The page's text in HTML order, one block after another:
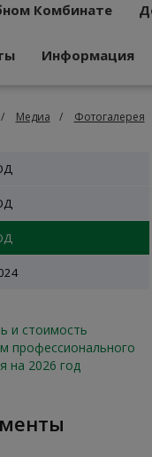
Комбинате
Информация
Медиа Фотогалерея
и стоимость
профессионального
на 2026 год